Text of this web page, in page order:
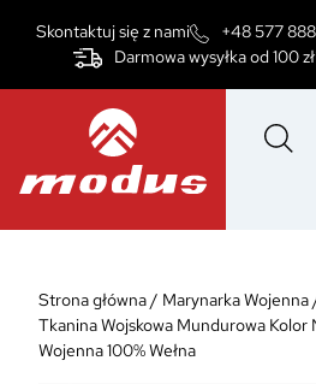
Skontaktuj się z nami +48 577
Darmowa wysyłka od 100
Strona główna/ Marynarka Wojenna
Tkanina Wojskowa Mundurowa Kolor
Wojenna 100% Wełna